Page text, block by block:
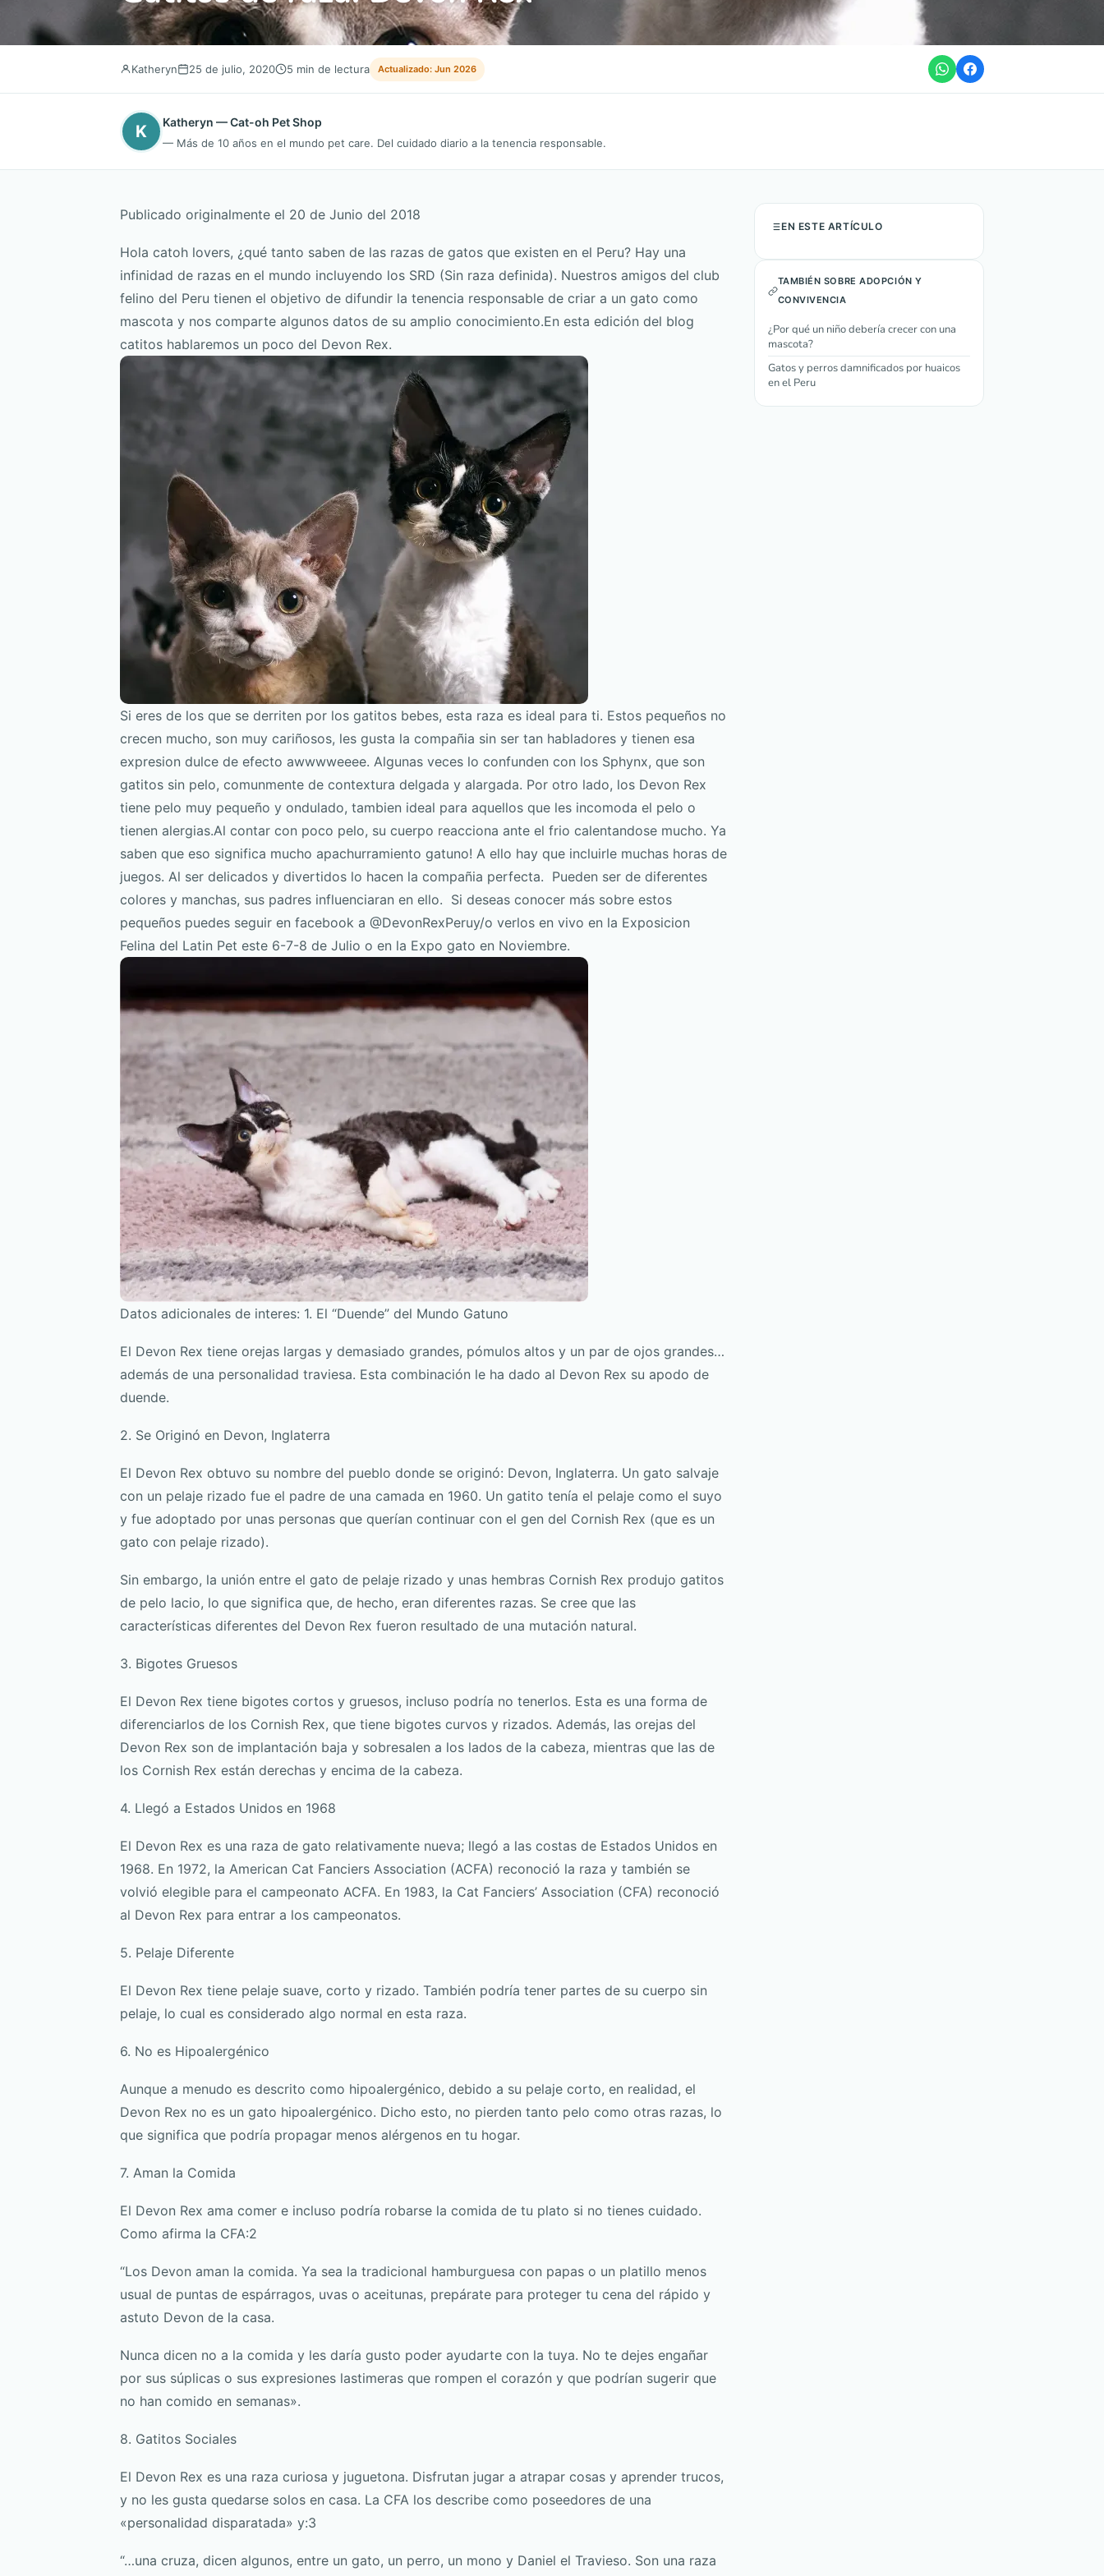
Katheryn 25 de julio, 2020 5 min de lectura Actualizado: Jun 2026
K Katheryn — Cat-oh Pet Shop
— Más de 10 años en el mundo pet care. Del cuidado diario a la tenencia responsable.
Publicado originalmente el 20 de Junio del 2018
Hola catoh lovers, ¿qué tanto saben de las razas de gatos que existen en el Peru? Hay una
infinidad de razas en el mundo incluyendo los SRD (Sin raza definida). Nuestros amigos del club
felino del Peru tienen el objetivo de difundir la tenencia responsable de criar a un gato como
mascota y nos comparte algunos datos de su amplio conocimiento.En esta edición del blog
catitos hablaremos un poco del Devon Rex.
Si eres de los que se derriten por los gatitos bebes, esta raza es ideal para ti. Estos pequeños no
crecen mucho, son muy cariñosos, les gusta la compañia sin ser tan habladores y tienen esa
expresion dulce de efecto awwwweeee. Algunas veces lo confunden con los Sphynx, que son
gatitos sin pelo, comunmente de contextura delgada y alargada. Por otro lado, los Devon Rex
tiene pelo muy pequeño y ondulado, tambien ideal para aquellos que les incomoda el pelo o
tienen alergias.Al contar con poco pelo, su cuerpo reacciona ante el frio calentandose mucho. Ya
saben que eso significa mucho apachurramiento gatuno! A ello hay que incluirle muchas horas de
juegos. Al ser delicados y divertidos lo hacen la compañia perfecta. Pueden ser de diferentes
colores y manchas, sus padres influenciaran en ello. Si deseas conocer más sobre estos
pequeños puedes seguir en facebook a @DevonRexPeruy/o verlos en vivo en la Exposicion
Felina del Latin Pet este 6-7-8 de Julio o en la Expo gato en Noviembre.
Datos adicionales de interes: 1. El “Duende” del Mundo Gatuno
El Devon Rex tiene orejas largas y demasiado grandes, pómulos altos y un par de ojos grandes…
además de una personalidad traviesa. Esta combinación le ha dado al Devon Rex su apodo de
duende.
2. Se Originó en Devon, Inglaterra
El Devon Rex obtuvo su nombre del pueblo donde se originó: Devon, Inglaterra. Un gato salvaje
con un pelaje rizado fue el padre de una camada en 1960. Un gatito tenía el pelaje como el suyo
y fue adoptado por unas personas que querían continuar con el gen del Cornish Rex (que es un
gato con pelaje rizado).
Sin embargo, la unión entre el gato de pelaje rizado y unas hembras Cornish Rex produjo gatitos
de pelo lacio, lo que significa que, de hecho, eran diferentes razas. Se cree que las
características diferentes del Devon Rex fueron resultado de una mutación natural.
3. Bigotes Gruesos
El Devon Rex tiene bigotes cortos y gruesos, incluso podría no tenerlos. Esta es una forma de
diferenciarlos de los Cornish Rex, que tiene bigotes curvos y rizados. Además, las orejas del
Devon Rex son de implantación baja y sobresalen a los lados de la cabeza, mientras que las de
los Cornish Rex están derechas y encima de la cabeza.
4. Llegó a Estados Unidos en 1968
El Devon Rex es una raza de gato relativamente nueva; llegó a las costas de Estados Unidos en
1968. En 1972, la American Cat Fanciers Association (ACFA) reconoció la raza y también se
volvió elegible para el campeonato ACFA. En 1983, la Cat Fanciers’ Association (CFA) reconoció
al Devon Rex para entrar a los campeonatos.
5. Pelaje Diferente
El Devon Rex tiene pelaje suave, corto y rizado. También podría tener partes de su cuerpo sin
pelaje, lo cual es considerado algo normal en esta raza.
6. No es Hipoalergénico
Aunque a menudo es descrito como hipoalergénico, debido a su pelaje corto, en realidad, el
Devon Rex no es un gato hipoalergénico. Dicho esto, no pierden tanto pelo como otras razas, lo
que significa que podría propagar menos alérgenos en tu hogar.
7. Aman la Comida
El Devon Rex ama comer e incluso podría robarse la comida de tu plato si no tienes cuidado.
Como afirma la CFA:2
“Los Devon aman la comida. Ya sea la tradicional hamburguesa con papas o un platillo menos
usual de puntas de espárragos, uvas o aceitunas, prepárate para proteger tu cena del rápido y
astuto Devon de la casa.
Nunca dicen no a la comida y les daría gusto poder ayudarte con la tuya. No te dejes engañar
por sus súplicas o sus expresiones lastimeras que rompen el corazón y que podrían sugerir que
no han comido en semanas».
8. Gatitos Sociales
El Devon Rex es una raza curiosa y juguetona. Disfrutan jugar a atrapar cosas y aprender trucos,
y no les gusta quedarse solos en casa. La CFA los describe como poseedores de una
«personalidad disparatada» y:3
“…una cruza, dicen algunos, entre un gato, un perro, un mono y Daniel el Travieso. Son una raza
EN ESTE ARTÍCULO
TAMBIÉN SOBRE ADOPCIÓN Y
CONVIVENCIA
¿Por qué un niño debería crecer con una
mascota?
Gatos y perros damnificados por huaicos
en el Peru